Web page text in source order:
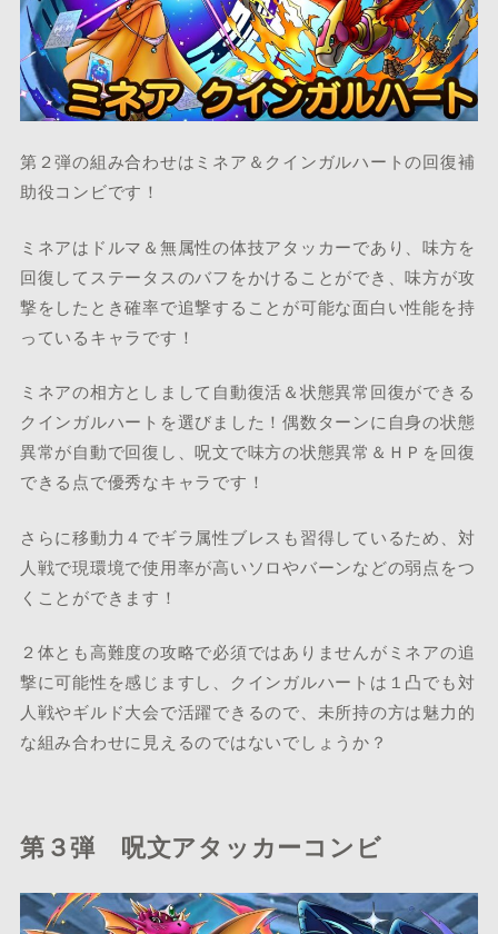
第２弾の組み合わせはミネア＆クインガルハートの回復補
助役コンビです！
ミネアはドルマ＆無属性の体技アタッカーであり、味方を
回復してステータスのバフをかけることができ、味方が攻
撃をしたとき確率で追撃することが可能な面白い性能を持
っているキャラです！
ミネアの相方としまして自動復活＆状態異常回復ができる
クインガルハートを選びました！偶数ターンに自身の状態
異常が自動で回復し、呪文で味方の状態異常＆ＨＰを回復
できる点で優秀なキャラです！
さらに移動力４でギラ属性ブレスも習得しているため、対
人戦で現環境で使用率が高いソロやバーンなどの弱点をつ
くことができます！
２体とも高難度の攻略で必須ではありませんがミネアの追
撃に可能性を感じますし、クインガルハートは１凸でも対
人戦やギルド大会で活躍できるので、未所持の方は魅力的
な組み合わせに見えるのではないでしょうか？
第３弾 呪文アタッカーコンビ